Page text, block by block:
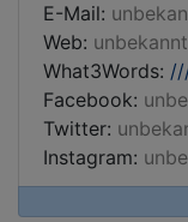
E-Mail:
Web: unbekannt
What3Words:
Facebook:
Twitter:
Instagram: